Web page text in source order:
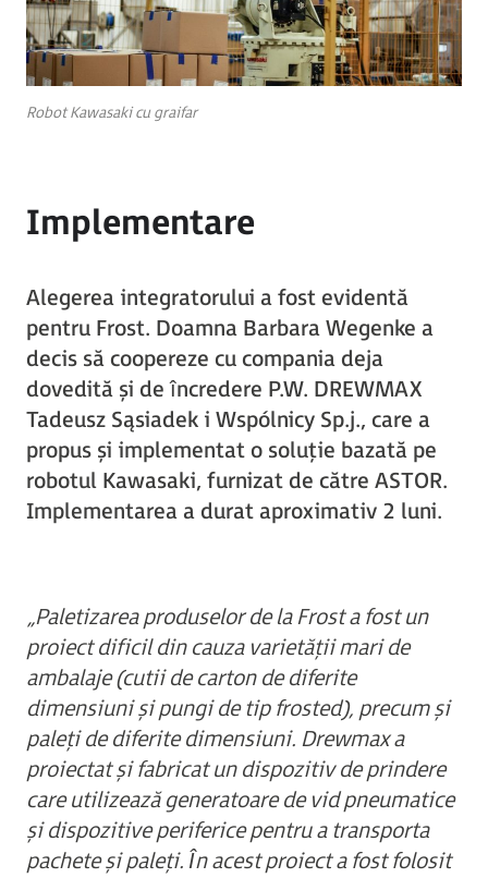
Robot Kawasaki cu graifar
Implementare
Alegerea integratorului a fost evidentă
pentru Frost. Doamna Barbara Wegenke a
decis să coopereze cu compania deja
dovedită și de încredere P.W. DREWMAX
Tadeusz Sąsiadek i Wspólnicy Sp.j., care a
propus și implementat o soluție bazată pe
robotul Kawasaki, furnizat de către ASTOR.
Implementarea a durat aproximativ 2 luni.
„Paletizarea produselor de la Frost a fost un
proiect dificil din cauza varietății mari de
ambalaje (cutii de carton de diferite
dimensiuni și pungi de tip frosted), precum și
paleți de diferite dimensiuni. Drewmax a
proiectat și fabricat un dispozitiv de prindere
care utilizează generatoare de vid pneumatice
și dispozitive periferice pentru a transporta
pachete și paleți. În acest proiect a fost folosit